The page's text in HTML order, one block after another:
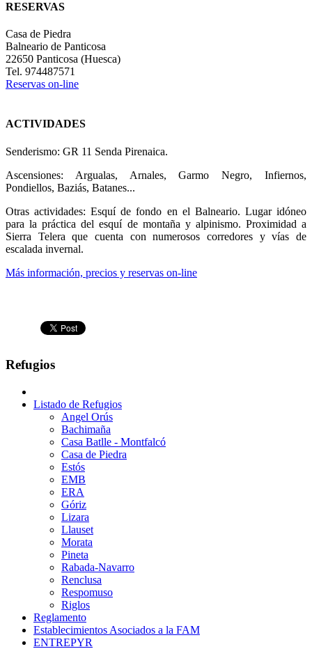
RESERVAS
Casa de Piedra
Balneario de Panticosa
22650 Panticosa (Huesca)
Tel. 974487571
Reservas on-line
ACTIVIDADES
Senderismo: GR 11 Senda Pirenaica.
Ascensiones: Argualas, Arnales, Garmo Negro, Infiernos,
Pondiellos, Baziás, Batanes...
Otras actividades: Esquí de fondo en el Balneario. Lugar idóneo
para la práctica del esquí de montaña y alpinismo. Proximidad a
Sierra Telera que cuenta con numerosos corredores y vías de
escalada invernal.
Más información, precios y reservas on-line
Refugios
Listado de Refugios
Angel Orús
Bachimaña
Casa Batlle - Montfalcó
Casa de Piedra
Estós
EMB
ERA
Góriz
Lizara
Llauset
Morata
Pineta
Rabada-Navarro
Renclusa
Respomuso
Riglos
Reglamento
Establecimientos Asociados a la FAM
ENTREPYR